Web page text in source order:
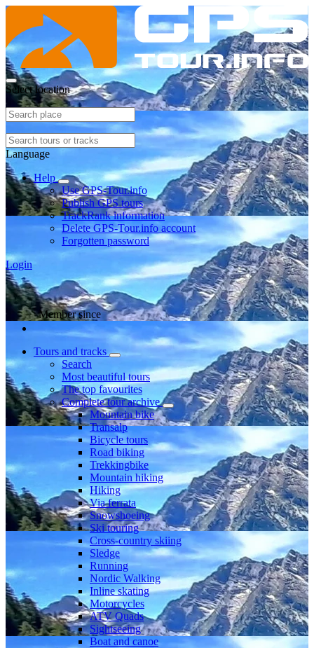
Select location
Language
Help
Use GPS-Tour.info
Publish GPS tours
TrackRank information
Delete GPS-Tour.info account
Forgotten password
Login
Member since
Tours and tracks
Search
Most beautiful tours
The top favourites
Complete tour archive
Mountain bike
Transalp
Bicycle tours
Road biking
Trekkingbike
Mountain hiking
Hiking
Via ferrata
Snowshoeing
Ski touring
Cross-country skiing
Sledge
Running
Nordic Walking
Inline skating
Motorcycles
ATV Quads
Sightseeing
Boat and canoe